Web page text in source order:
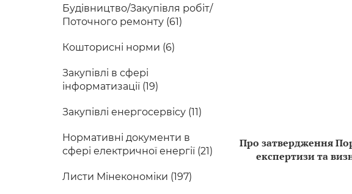
Будівництво/Закупівля робіт/
Поточного ремонту (61)
Кошторисні норми (6)
Закупівлі в сфері
інформатизації (19)
Закупівлі енергосервісу (11)
Нормативні документи в
сфері електричної енергії (21)
Листи Мінекономіки (197)
Про затвердження
експертизи та